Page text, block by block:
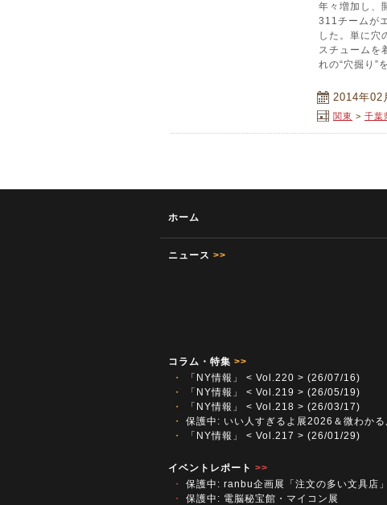
年々増加し、
311チームが
した。単に穴
スチュームを
れの“穴掘り”
2014年02
関東 > 千葉
ホーム
ニュース >>
コラム・特集 >>
・
「NY情報」 < Vol.220 > (26/07/16)
・
「NY情報」 < Vol.219 > (26/05/19)
・
「NY情報」 < Vol.218 > (26/03/17)
・
保護中: いい人すぎるよ展2026＆微わかる
・
「NY情報」 < Vol.217 > (26/01/29)
イベントレポート >>
・
保護中: ranbu企画展「注文の多い文具店」
・
保護中: 電脳秘宝館・マイコン展